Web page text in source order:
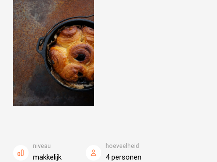
niveau
makkelijk
hoeveelheid
4 personen